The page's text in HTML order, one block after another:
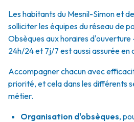
Les habitants du Mesnil-Simon et
solliciter les équipes du réseau de
Obsèques aux horaires d'ouverture
24h/24 et 7j/7 est aussi assurée en
Accompagner chacun avec
priorité, et cela dans les différents
métier.
Organisation d'obsèques,